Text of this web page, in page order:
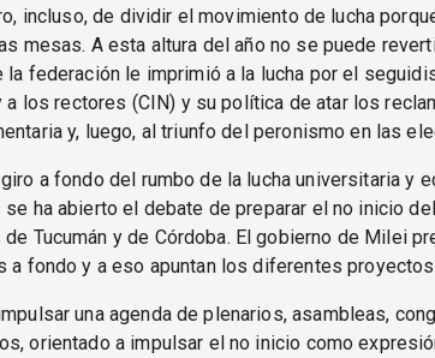
incluso, de dividir el movimiento de lucha
mesas. A esta altura del año no se puede
la federación le imprimió a la lucha por el
a los rectores (CIN) y su política de atar los
y, luego, al triunfo del peronismo en las
a fondo del rumbo de la lucha universitaria y
ha abierto el debate de preparar el no inicio
Tucumán y de Córdoba. El gobierno de Milei
a fondo y a eso apuntan los diferentes
una agenda de plenarios, asambleas,
orientado a impulsar el no inicio como